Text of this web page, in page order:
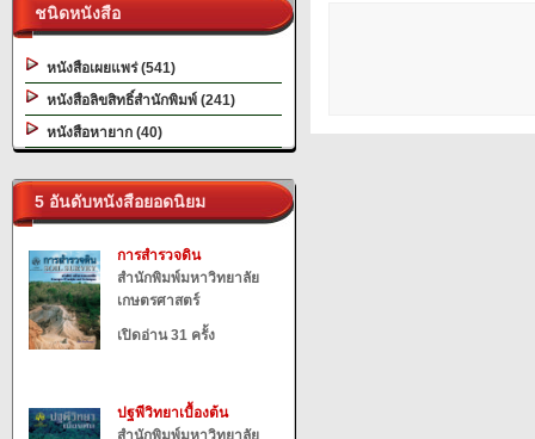
ชนิดหนังสือ
หนังสือเผยแพร่ (541)
หนังสือลิขสิทธิ์สำนักพิมพ์ (241)
หนังสือหายาก (40)
5 อันดับหนังสือยอดนิยม
การสำรวจดิน
สำนักพิมพ์มหาวิทยาลัย
เกษตรศาสตร์
เปิดอ่าน 31 ครั้ง
ปฐพีวิทยาเบื้องต้น
สำนักพิมพ์มหาวิทยาลัย